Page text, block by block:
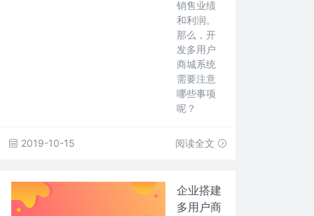
销售业绩
和利润。
那么，开
发多用户
商城系统
需要注意
哪些事项
呢？
2019-10-15 阅读全文
企业搭建
多用户商